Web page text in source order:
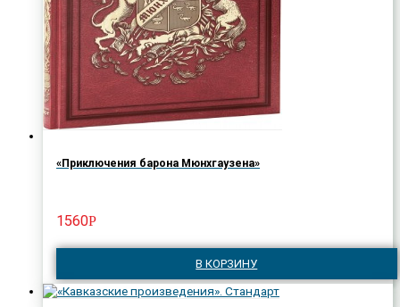
«Приключения барона Мюнхгаузена»
1560Р
В КОРЗИНУ